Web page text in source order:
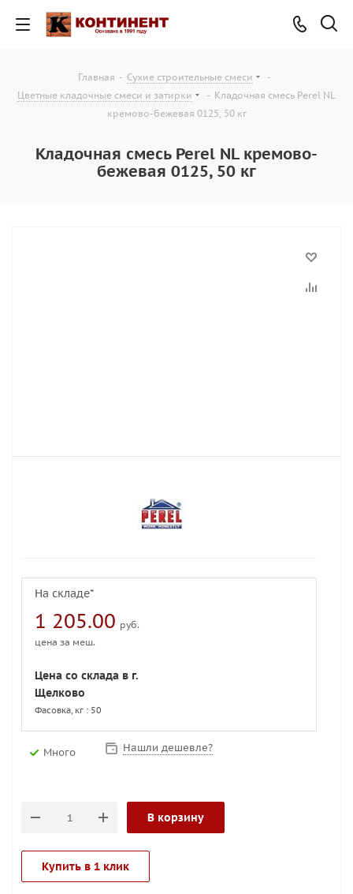
Главная - Сухие строительные смеси
-
Цветные кладочные смеси и затирки
- Кладочная смесь Perel NL
кремово-бежевая 0125, 50 кг
Кладочная смесь Perel NL кремово-
бежевая 0125, 50 кг
На складе*
1 205.00 руб.
цена за меш.
Цена со склада в г.
Щелково
Фасовка, кг : 50
Много Нашли дешевле?
В корзину
Купить в 1 клик